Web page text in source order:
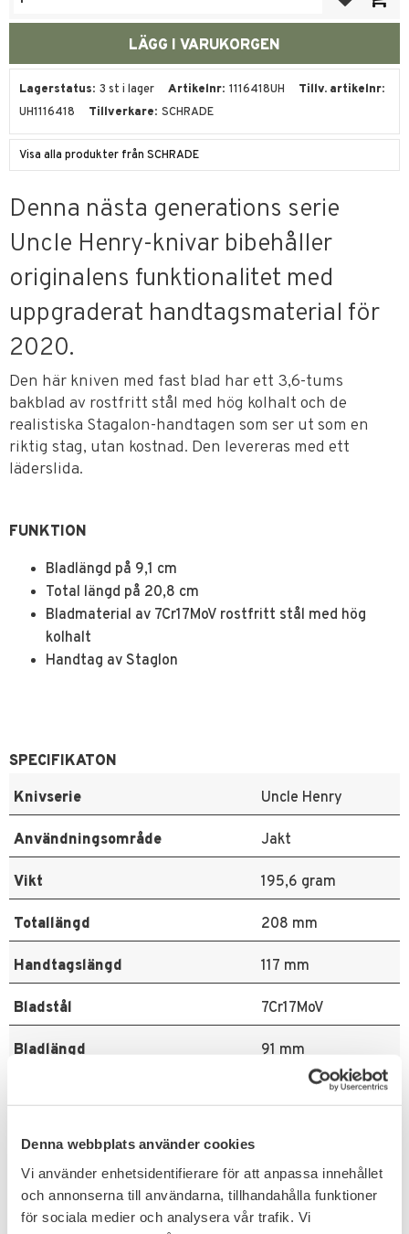
Denna webbplats använder cookies
Vi använder enhetsidentifierare för att anpassa innehållet
och annonserna till användarna, tillhandahålla funktioner
för sociala medier och analysera vår trafik. Vi
Lagerstatus 3 st i lager Artikelnr 1116418UH
Tillv. artikelnr
UH1116418
Tillverkare SCHRADE
Visa alla produkter från SCHRADE
Denna nästa generations serie
Uncle Henry-knivar bibehåller
originalens funktionalitet med
uppgraderat handtagsmaterial för
2020.
Den här kniven med fast blad har ett 3,6-tums
bakblad av rostfritt stål med hög kolhalt och de
realistiska Stagalon-handtagen som ser ut som en
riktig stag, utan kostnad. Den levereras med ett
läderslida.
FUNKTION
Bladlängd på 9,1 cm
Total längd på 20,8 cm
Bladmaterial av 7Cr17MoV rostfritt stål med hög
kolhalt
Handtag av Staglon
SPECIFIKATON
Knivserie
Uncle Henry
Användningsområde Jakt
Vikt 195,6 gram
Totallängd 208 mm
Handtagslängd 117 mm
Bladstål 7Cr17MoV
Bladlängd 91 mm
Bladmodell
Bladfinish Satin
Bladhårdhet 58-60 HRC